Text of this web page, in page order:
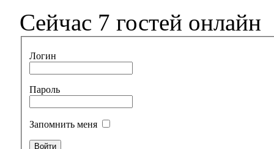
Сейчас 7 гостей онлайн
Логин
Пароль
Запомнить меня